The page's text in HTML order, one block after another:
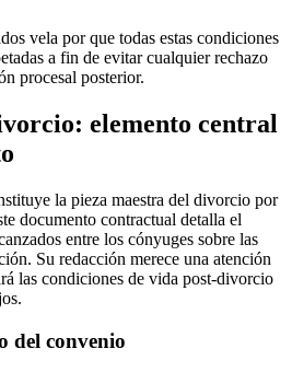
vela por que todas estas condiciones
a fin de evitar cualquier rechazo
procesal posterior.
elemento central
la pieza maestra del divorcio por
documento contractual detalla el
entre los cónyuges sobre las
Su redacción merece una atención
las condiciones de vida post-divorcio
del convenio